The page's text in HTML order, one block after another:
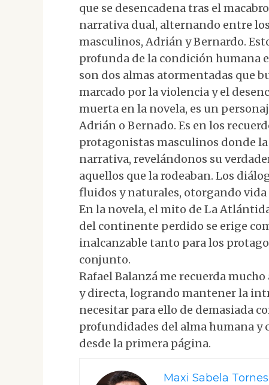
que se desencadena tras el
narrativa dual, alternando entre
masculinos, Adrián y Bernardo.
profunda de la condición humana
son dos almas atormentadas que
marcado por la violencia y el
muerta en la novela, es un
Adrián o Bernado. Es en los
protagonistas masculinos donde
narrativa, revelándonos su
aquellos que la rodeaban. Los
fluidos y naturales, otorgando
En la novela, el mito de La
del continente perdido se erige
inalcanzable tanto para los
conjunto.
Rafael Balanzá me recuerda
y directa, logrando mantener la
necesitar para ello de demasiada
profundidades del alma humana y
desde la primera página.
Maxi Sabela Tornes